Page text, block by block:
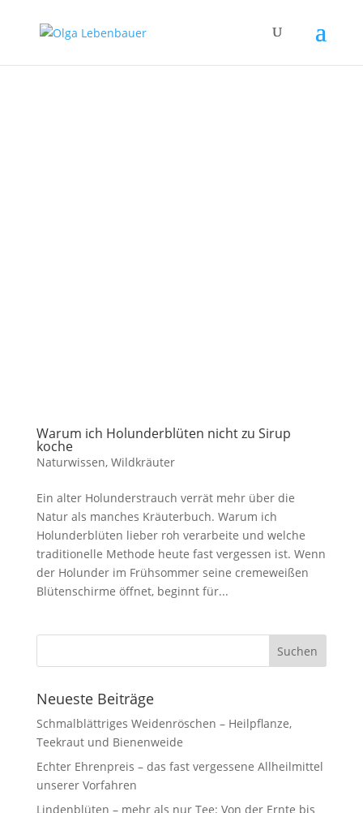
Warum ich Holunderblüten nicht zu Sirup
koche
Naturwissen, Wildkräuter
Ein alter Holunderstrauch verrät mehr über die
Natur als manches Kräuterbuch. Warum ich
Holunderblüten lieber roh verarbeite und welche
traditionelle Methode heute fast vergessen ist. Wenn
der Holunder im Frühsommer seine cremeweißen
Blütenschirme öffnet, beginnt für...
Neueste Beiträge
Schmalblättriges Weidenröschen – Heilpflanze,
Teekraut und Bienenweide
Echter Ehrenpreis – das fast vergessene Allheilmittel
unserer Vorfahren
Lindenblüten – mehr als nur Tee: Von der Ernte bis